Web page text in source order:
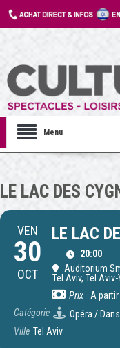
Menu
LE LAC DES
VEN
30
OCT
LE LAC
20:00
Auditorium
Tel Aviv, Tel
Prix
A
Catégorie
Opéra /
Ville Tel Aviv